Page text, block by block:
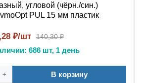
(PBT), нажимная втулка – из
стопорные зубчатые кольца
стали AISI 304/316,
каучука (NBR) . Цанговые
конструкцию, образуют
вокруг трубки и допускают
подключения/отключения (более
угловой (чёрн./син.)
PUL 15 мм пластик
₽/шт 140,30 ₽
686 шт, 1 день
+ В корзину